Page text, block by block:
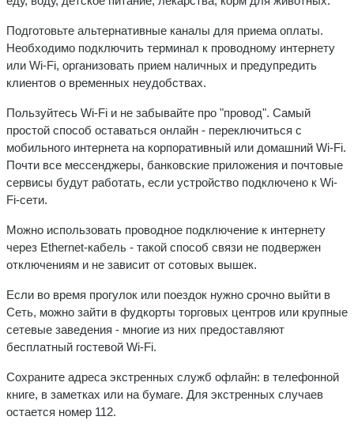
Подготовьте альтернативные каналы для приема оплаты.
Необходимо подключить терминал к проводному интернету
или Wi-Fi, организовать прием наличных и предупредить
клиентов о временных неудобствах.
Пользуйтесь Wi-Fi и не забывайте про "провод". Самый
простой способ оставаться онлайн - переключиться с
мобильного интернета на корпоративный или домашний Wi-Fi.
Почти все мессенджеры, банковские приложения и почтовые
сервисы будут работать, если устройство подключено к Wi-
Fi-сети.
Можно использовать проводное подключение к интернету
через Ethernet-кабель - такой способ связи не подвержен
отключениям и не зависит от сотовых вышек.
Если во время прогулок или поездок нужно срочно выйти в
Сеть, можно зайти в фудкорты торговых центров или крупные
сетевые заведения - многие из них предоставляют
бесплатный гостевой Wi-Fi.
Сохраните адреса экстренных служб офлайн: в телефонной
книге, в заметках или на бумаге. Для экстренных случаев
остается номер 112.